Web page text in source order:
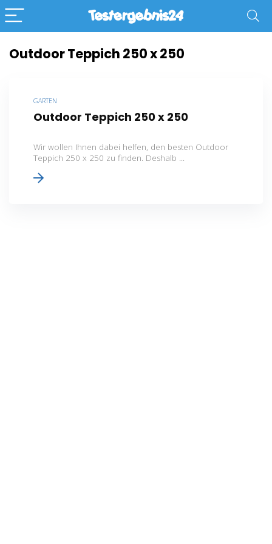
Outdoor Teppich 250 x 250
GARTEN
Outdoor Teppich 250 x 250
Wir wollen Ihnen dabei helfen, den besten Outdoor
Teppich 250 x 250 zu finden. Deshalb ...